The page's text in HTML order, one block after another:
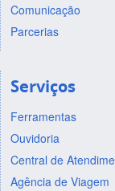
Comunicação
Parcerias
Serviços
Ferramentas
Ouvidoria
Central de
Agência de Viagem